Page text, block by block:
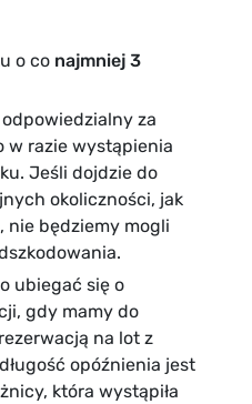
o co najmniej 3
za
w razie wystąpienia
Jeśli dojdzie do
okoliczności, jak
nie będziemy mogli
ubiegać się o
gdy mamy do
na lot z
opóźnienia jest
która wystąpiła